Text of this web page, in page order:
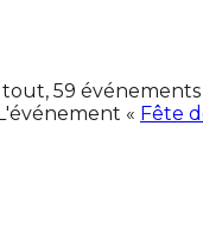
tout, 59
« Fête